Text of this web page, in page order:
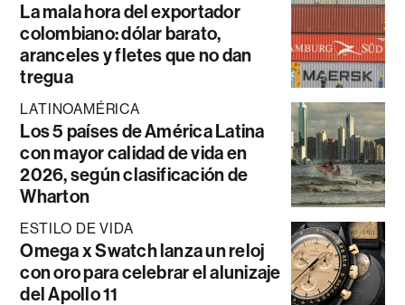
La mala hora del exportador
colombiano: dólar barato,
aranceles y fletes que no dan
tregua
LATINOAMÉRICA
Los 5 países de América Latina
con mayor calidad de vida en
2026, según clasificación de
Wharton
ESTILO DE VIDA
Omega x Swatch lanza un reloj
con oro para celebrar el alunizaje
del Apollo 11